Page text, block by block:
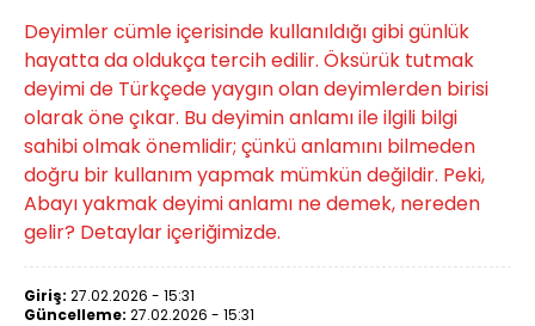
Deyimler cümle içerisinde kullanıldığı gibi günlük
hayatta da oldukça tercih edilir. Öksürük tutmak
deyimi de Türkçede yaygın olan deyimlerden birisi
olarak öne çıkar. Bu deyimin anlamı ile ilgili bilgi
sahibi olmak önemlidir; çünkü anlamını bilmeden
doğru bir kullanım yapmak mümkün değildir. Peki,
Abayı yakmak deyimi anlamı ne demek, nereden
gelir? Detaylar içeriğimizde.
Giriş: 27.02.2026 - 15:31
Güncelleme: 27.02.2026 - 15:31